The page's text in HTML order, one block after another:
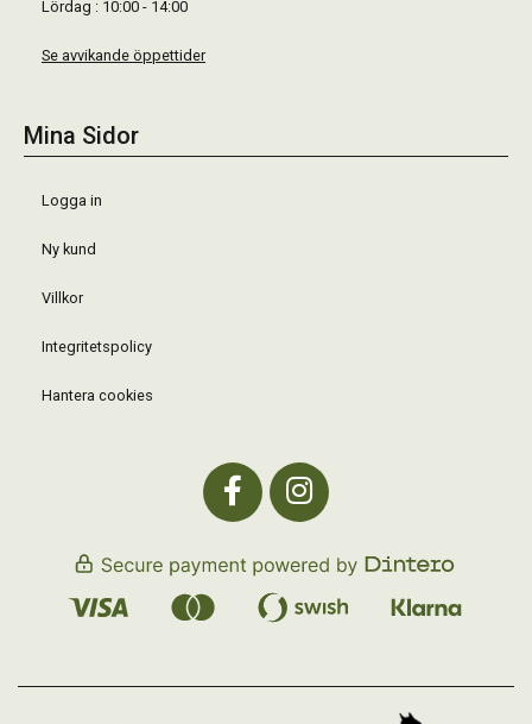
Lördag : 10:00 - 14:00
Se avvikande öppettider
Mina Sidor
Logga in
Ny kund
Villkor
Integritetspolicy
Hantera cookies